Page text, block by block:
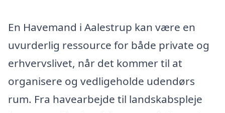
En Havemand i Aalestrup kan være en
uvurderlig ressource for både private og
erhvervslivet, når det kommer til at
organisere og vedligeholde udendørs
rum. Fra havearbejde til landskabspleje